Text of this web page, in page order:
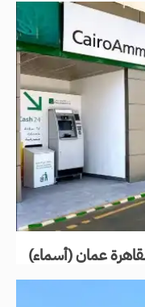
عمان (أسماء)